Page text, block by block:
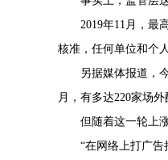
2019年11月，最
核准，任何单位和个
另据媒体报道，
月，有多达220家场外
但随着这一轮上
“在网络上打广